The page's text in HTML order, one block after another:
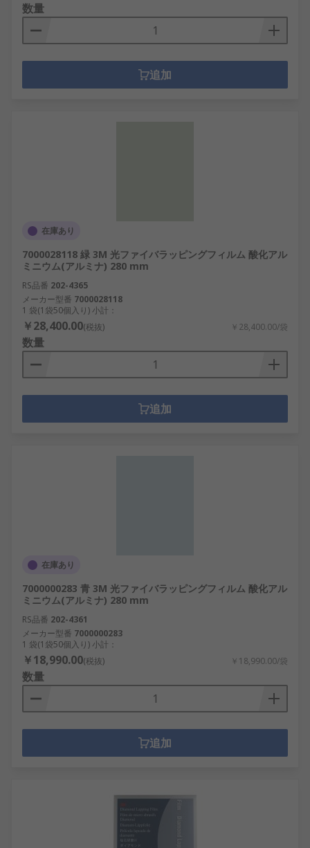
数量
追加
在庫あり
7000028118 緑 3M 光ファイバラッピングフィルム 酸化アル
ミニウム(アルミナ) 280 mm
RS品番 202-4365
メーカー型番 7000028118
1 袋(1袋50個入り) 小計：
￥28,400.00(税抜) ￥28,400.00/袋
数量
追加
在庫あり
7000000283 青 3M 光ファイバラッピングフィルム 酸化アル
ミニウム(アルミナ) 280 mm
RS品番 202-4361
メーカー型番 7000000283
1 袋(1袋50個入り) 小計：
￥18,990.00(税抜) ￥18,990.00/袋
数量
追加